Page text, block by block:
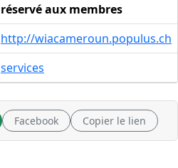
réservé aux membres
http://wiacameroun.populus.ch
services
Facebook Copier le lien